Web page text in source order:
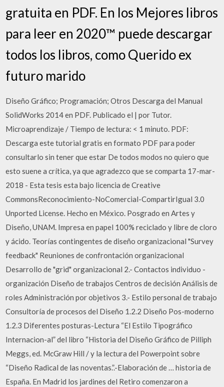
gratuita en PDF. En los Mejores libros
para leer en 2020™ puede descargar
todos los libros, como Querido ex
futuro marido
Diseño Gráfico; Programación; Otros Descarga del Manual
SolidWorks 2014 en PDF. Publicado el | por Tutor.
Microaprendizaje / Tiempo de lectura: < 1 minuto. PDF:
Descarga este tutorial gratis en formato PDF para poder
consultarlo sin tener que estar De todos modos no quiero que
esto suene a crítica, ya que agradezco que se comparta 17-mar-
2018 - Esta tesis esta bajo licencia de Creative
CommonsReconocimiento-NoComercial-CompartirIgual 3.0
Unported License. Hecho en México. Posgrado en Artes y
Diseño, UNAM. Impresa en papel 100% reciclado y libre de cloro
y ácido. Teorías contingentes de diseño organizacional "Survey
feedback" Reuniones de confrontación organizacional
Desarrollo de "grid" organizacional 2.- Contactos individuo -
organización Diseño de trabajos Centros de decisión Análisis de
roles Administración por objetivos 3.- Estilo personal de trabajo
Consultoría de procesos del Diseño 1.2.2 Diseño Pos-moderno
1.2.3 Diferentes posturas-Lectura “El Estilo Tipográfico
Internacion-al” del libro “Historia del Diseño Gráfico de Pilliph
Meggs, ed. McGraw Hill / y la lectura del Powerpoint sobre
“Diseño Radical de las noventas.”.-Elaboración de … historia de
España. En Madrid los jardines del Retiro comenzaron a